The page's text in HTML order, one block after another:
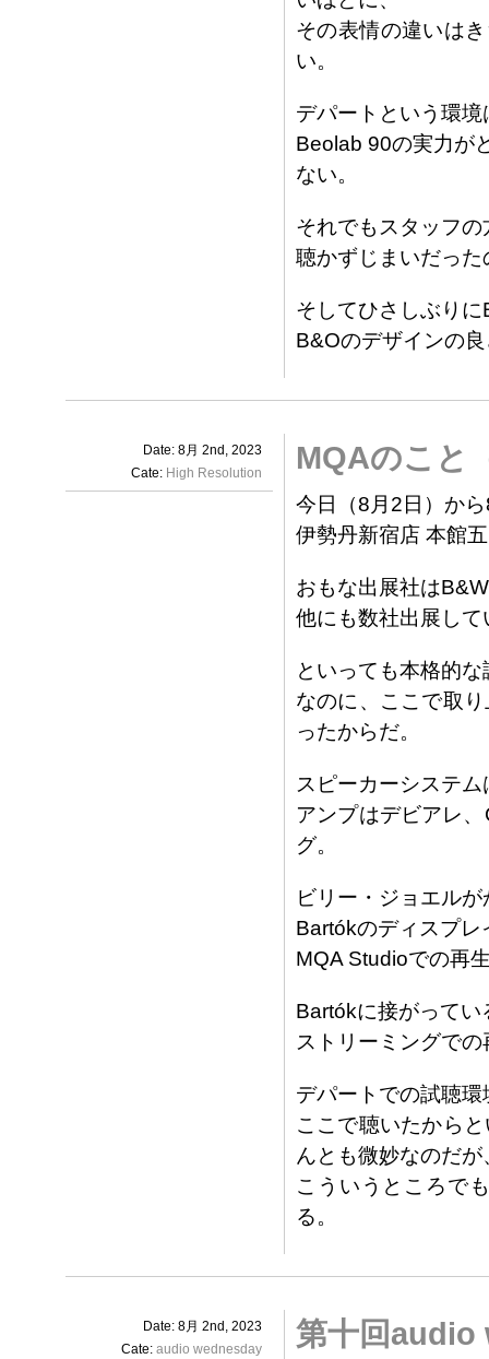
その表情の違いは
い。
デパートという環
Beolab 90の実力が
ない。
それでもスタッフ
聴かずじまいだっ
そしてひさしぶり
B&Oのデザインの
Date: 8月 2nd, 2023
Cate: High Resolution MQAのこと
今日（8月2日）か
伊勢丹新宿店 本館
おもな出展社は
他にも数社出展し
といっても本格的
なのに、ここで取
ったからだ。
スピーカーシステ
アンプはデビアレ
グ。
ビリー・ジョエル
Bartókのディスプ
MQA Studioでの再
Bartókに接がって
ストリーミングで
デパートでの試聴
ここで聴いたから
んとも微妙なのだが
こういうところで
る。
Date: 8月 2nd, 2023
Cate: audio wednesday 第十回audio